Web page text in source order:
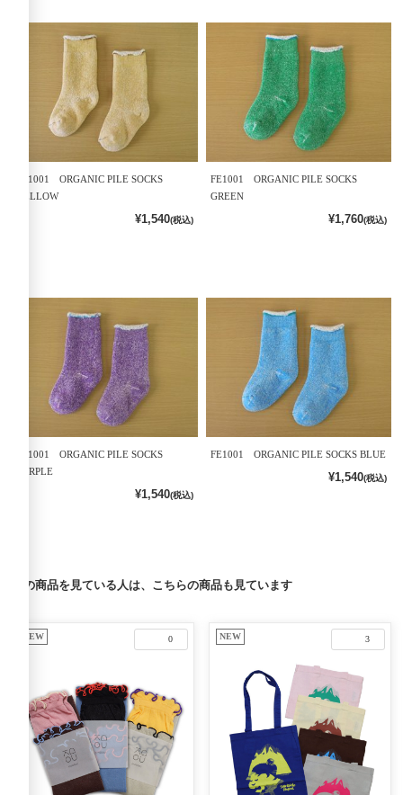
FE1001 ORGANIC PILE SOCKS
YELLOW
¥1,540(税込)
FE1001 ORGANIC PILE SOCKS
GREEN
¥1,760(税込)
FE1001 ORGANIC PILE SOCKS
PURPLE
¥1,540(税込)
FE1001 ORGANIC PILE SOCKS BLUE
¥1,540(税込)
この商品を見ている人は、こちらの商品も見ています
0
NEW 3
NEW